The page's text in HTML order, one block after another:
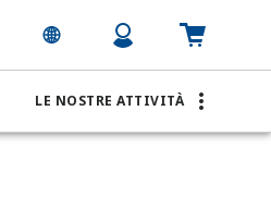
LE NOSTRE ATTIVITÀ